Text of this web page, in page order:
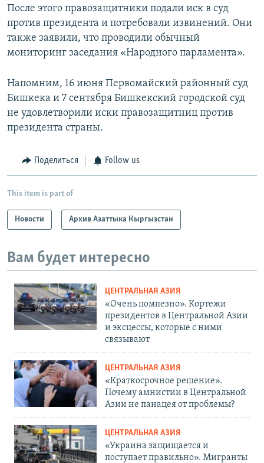
После этого правозащитники подали иск в суд
против президента и потребовали извинений. Они
также заявили, что проводили обычный
мониторинг заседания «Народного парламента».
Напомним, 16 июня Первомайский районный суд
Бишкека и 7 сентября Бишкекский городской суд
не удовлетворили иски правозащитниц против
президента страны.
Поделиться Follow us
This item is part of
Новости Архив Азаттыка Кыргызстан
Вам будет интересно
ЦЕНТРАЛЬНАЯ АЗИЯ
«Очень помпезно». Кортежи
президентов в Центральной Азии
и эксцессы, которые с ними
связывают
ЦЕНТРАЛЬНАЯ АЗИЯ
«Краткосрочное решение».
Почему амнистии в Центральной
Азии не панацея от проблемы?
ЦЕНТРАЛЬНАЯ АЗИЯ
«Украина защищается и
поступает правильно». Мигранты